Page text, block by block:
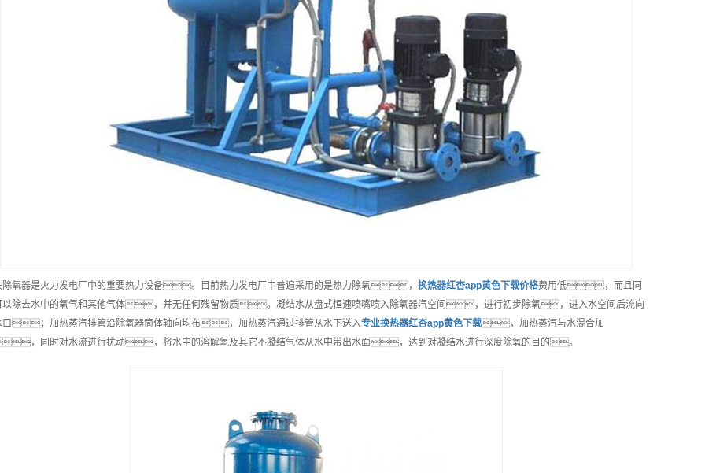
除氧器是火力发电厂中的重要热力设备。目前热力发电厂中普遍采用的是热力除氧， 换热器红杏app黄色下载价格费用低，而且同
以除去水中的氧气和其他气体，并无任何残留物质。凝结水从盘式恒速喷嘴喷入除氧器汽空间，进行初步除氧，进入水空间后流向
口；加热蒸汽排管沿除氧器筒体轴向均布，加热蒸汽通过排管从水下送入专业换热器红杏app黄色下载，加热蒸汽与水混合加
，同时对水流进行扰动，将水中的溶解氧及其它不凝结气体从水中带出水面，达到对凝结水进行深度除氧的目的。